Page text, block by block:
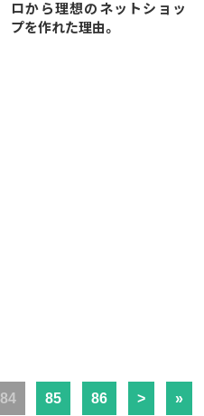
ロから理想のネットショッ
プを作れた理由。
84 85 86 > »